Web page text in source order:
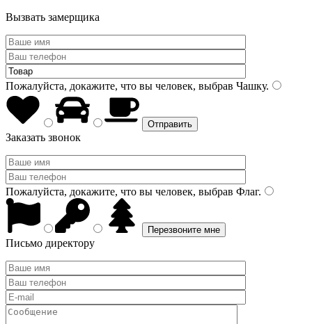
Вызвать замерщика
Пожалуйста, докажите, что вы человек, выбрав Чашку.
Заказать звонок
Пожалуйста, докажите, что вы человек, выбрав Флаг.
Письмо директору